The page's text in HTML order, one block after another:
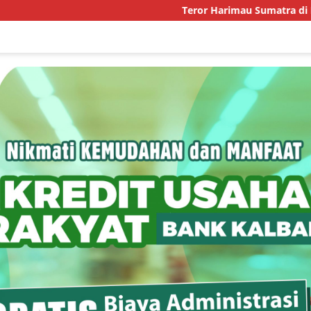
Teror Harimau Sumatra di Permukiman Aceh